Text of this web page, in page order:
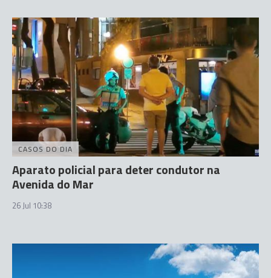
CASOS DO DIA
Aparato policial para deter condutor na
Avenida do Mar
26 Jul 10:38